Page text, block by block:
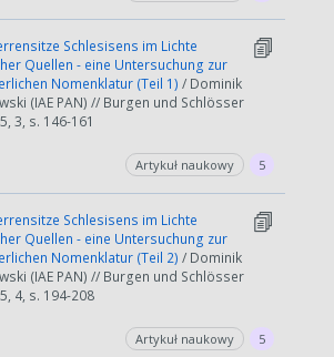
Schlesisens im Lichte
Quellen - eine Untersuchung zur
Nomenklatur (Teil 1) / Dominik
(IAE PAN) // Burgen und Schlösser
3, s. 146-161
Artykuł naukowy 5
Schlesisens im Lichte
Quellen - eine Untersuchung zur
Nomenklatur (Teil 2) / Dominik
(IAE PAN) // Burgen und Schlösser
4, s. 194-208
Artykuł naukowy 5